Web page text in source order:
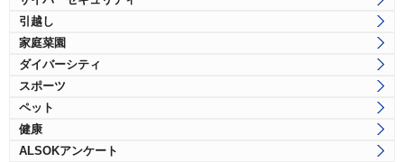
引越し
家庭菜園
ダイバーシティ
スポーツ
ペット
健康
ALSOKアンケート